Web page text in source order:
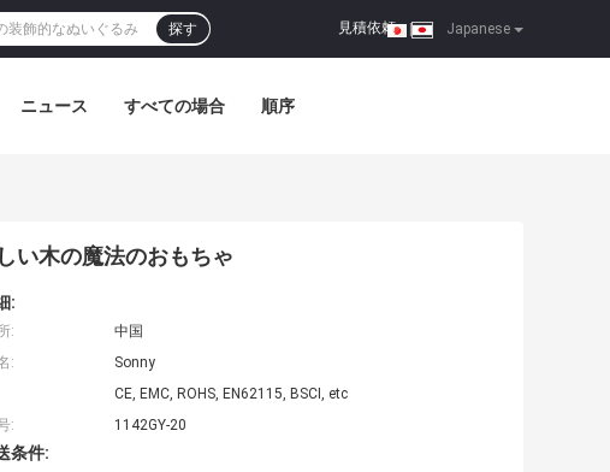
Japanese
見積依頼 |
探す
ニュース すべての場合 順序
い木の魔法のおもちゃ
:
:
中国
:
Sonny
CE, EMC, ROHS, EN62115, BSCI, etc
:
1142GY-20
条件: